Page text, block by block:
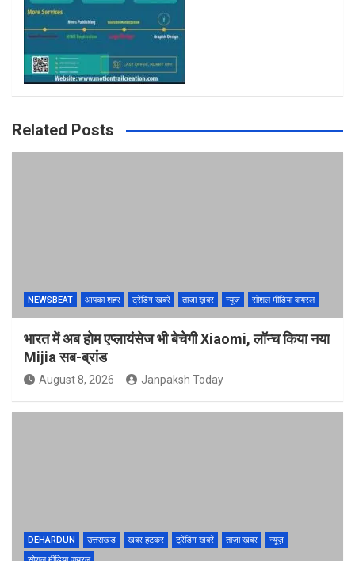
Related Posts
NEWSBEAT आपका शहर ट्रेंडिंग खबरें ताज़ा ख़बर न्यूज़ सोशल मीडिया वायरल
भारत में अब होम एप्लायंसेज भी बेचेगी Xiaomi, लॉन्च किया नया
Mijia सब-ब्रांड
August 8, 2026 Janpaksh Today
DEHARDUN उत्तराखंड खबर हटकर ट्रेंडिंग खबरें ताज़ा ख़बर
न्यूज़